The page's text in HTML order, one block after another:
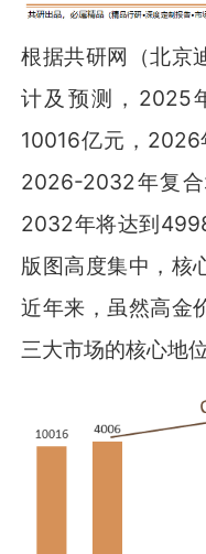
根据共研网（北京
计及预测，2025
10016亿元，2026
2026-2032年复合
2032年将达到
版图高度集中，核
近年来，虽然高金
三大市场的核心地